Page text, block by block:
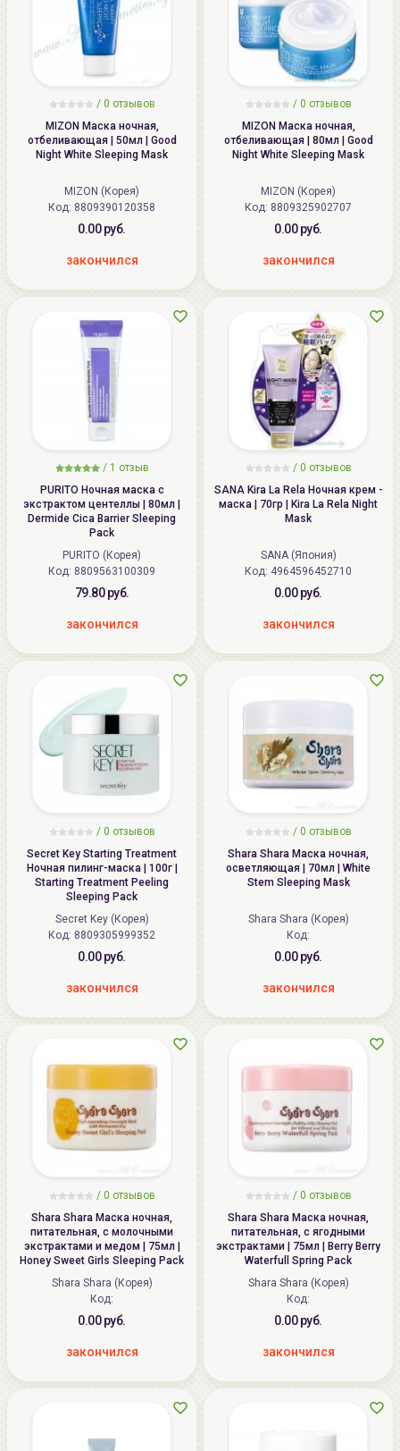
/ 0 отзывов
MIZON Маска ночная,
отбеливающая | 50мл | Good
Night White Sleeping Mask
MIZON (Корея)
Код: 8809390120358
0.00 руб.
закончился
/ 0 отзывов
MIZON Маска ночная,
отбеливающая | 80мл | Good
Night White Sleeping Mask
MIZON (Корея)
Код: 8809325902707
0.00 руб.
закончился
/ 1 отзыв
PURITO Ночная маска с
экстрактом центеллы | 80мл |
Dermide Cica Barrier Sleeping
Pack
PURITO (Корея)
Код: 8809563100309
79.80 руб.
закончился
/ 0 отзывов
SANA Kira La Rela Ночная крем -
маска | 70гр | Kira La Rela Night
Mask
SANA (Япония)
Код: 4964596452710
0.00 руб.
закончился
/ 0 отзывов
Secret Key Starting Treatment
Ночная пилинг-маска | 100г |
Starting Treatment Peeling
Sleeping Pack
Secret Key (Корея)
Код: 8809305999352
0.00 руб.
закончился
/ 0 отзывов
Shara Shara Маска ночная,
осветляющая | 70мл | White
Stem Sleeping Mask
Shara Shara (Корея)
Код:
0.00 руб.
закончился
/ 0 отзывов
Shara Shara Маска ночная,
питательная, с молочными
экстрактами и медом | 75мл |
Honey Sweet Girls Sleeping Pack
Shara Shara (Корея)
Код:
0.00 руб.
закончился
/ 0 отзывов
Shara Shara Маска ночная,
питательная, с ягодными
экстрактами | 75мл | Berry Berry
Waterfull Spring Pack
Shara Shara (Корея)
Код:
0.00 руб.
закончился